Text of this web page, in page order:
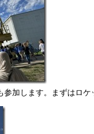
参加します。まずはロケ